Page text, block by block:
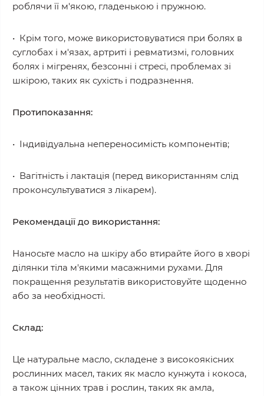
роблячи її м'якою, гладенькою і пружною.
• Крім того, може використовуватися при болях в
суглобах і м'язах, артриті і ревматизмі, головних
болях і мігренях, безсонні і стресі, проблемах зі
шкірою, таких як сухість і подразнення.
Протипоказання:
• Індивідуальна непереносимість компонентів;
• Вагітність і лактація (перед використанням слід
проконсультуватися з лікарем).
Рекомендації до використання:
Наносьте масло на шкіру або втирайте його в хворі
ділянки тіла м'якими масажними рухами. Для
покращення результатів використовуйте щоденно
або за необхідності.
Склад:
Це натуральне масло, складене з високоякісних
рослинних масел, таких як масло кунжута і кокоса,
а також цінних трав і рослин, таких як амла,